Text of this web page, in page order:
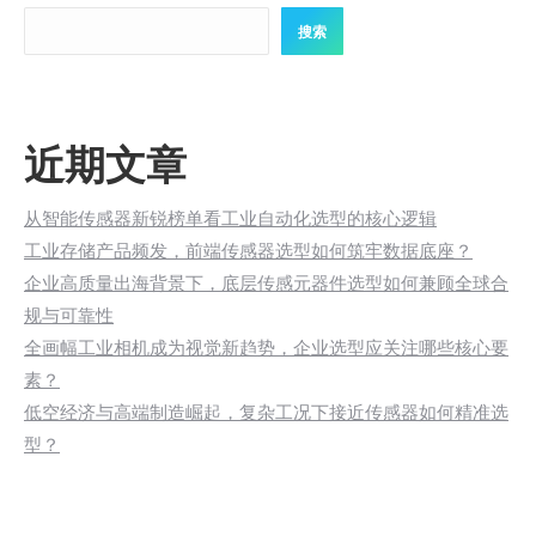
搜索
近期文章
从智能传感器新锐榜单看工业自动化选型的核心逻辑
工业存储产品频发，前端传感器选型如何筑牢数据底座？
企业高质量出海背景下，底层传感元器件选型如何兼顾全球合
规与可靠性
全画幅工业相机成为视觉新趋势，企业选型应关注哪些核心要
素？
低空经济与高端制造崛起，复杂工况下接近传感器如何精准选
型？